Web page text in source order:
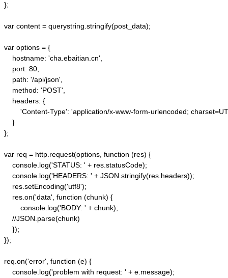
};
var content = querystring.stringify(post_data);
var options = {
    hostname: 'cha.ebaitian.cn',
    port: 80,
    path: '/api/json',
    method: 'POST',
    headers: {
'Content-Type': 'application/x-www-form-urlencoded;
    }
};
var req = http.request(options, function (res) {
    console.log('STATUS: ' + res.statusCode);
    console.log('HEADERS: ' + JSON.stringify(res.headers));
    res.setEncoding('utf8');
    res.on('data', function (chunk) {
        console.log('BODY: ' + chunk);
    //JSON.parse(chunk)
    });
});
req.on('error', function (e) {
    console.log('problem with request: ' + e.message);